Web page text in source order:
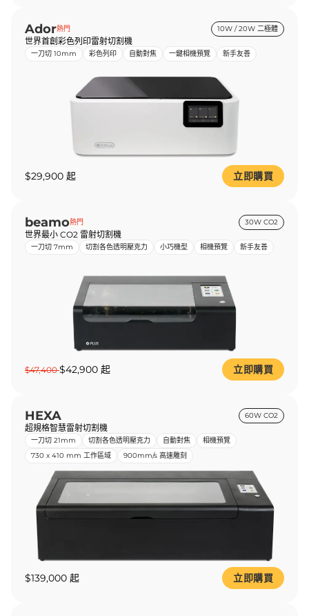
Ador熱門 10W / 20W 二極體
世界首創彩色列印雷射切割機
一刀切 10mm 彩色列印 自動對焦 一鍵相機預覽 新手友善
$29,900 起 立即購買
beamo熱門 30W CO2
世界最小 CO2 雷射切割機
一刀切 7mm 切割各色透明壓克力 小巧機型 相機預覽 新手友善
$47,400$42,900 起 立即購買
HEXA 60W CO2
超規格智慧雷射切割機
一刀切 21mm 切割各色透明壓克力 自動對焦
相機預覽
730 x 410 mm 工作區域
900mm/s 高速雕刻
$139,000 起 立即購買